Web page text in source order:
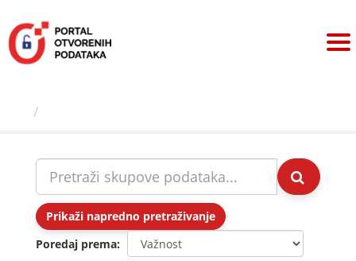
sadržaj
Prikaži napredno pretraživanje
Poredaj prema